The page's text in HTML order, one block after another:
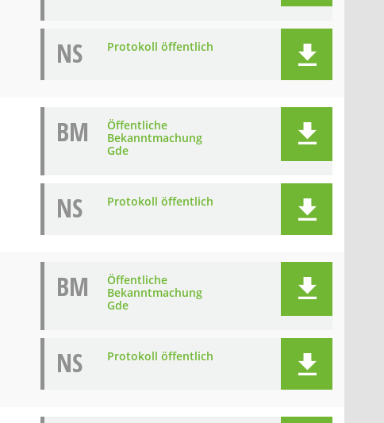
NS Protokoll öffentlich
BM
Öffentliche
Bekanntmachung
Gde
NS Protokoll öffentlich
BM
Öffentliche
Bekanntmachung
Gde
NS Protokoll öffentlich